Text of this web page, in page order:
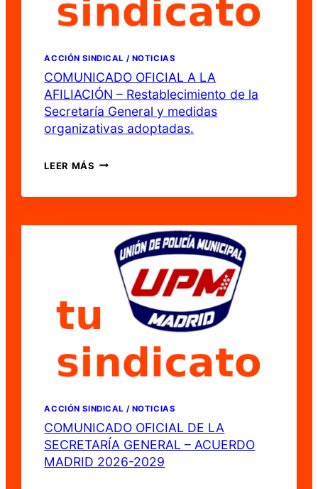
ACCIÓN SINDICAL / NOTICIAS
COMUNICADO OFICIAL A LA
AFILIACIÓN – Restablecimiento de la
Secretaría General y medidas
organizativas adoptadas.
LEER MÁS COMUNICADO
RESTABLECIMIENTO
SECRETARÍA
GENERAL
MEDIDAS
ORGANIZATIVAS
ADOPTADAS.
ACCIÓN SINDICAL / NOTICIAS
COMUNICADO OFICIAL DE LA
SECRETARÍA GENERAL – ACUERDO
MADRID 2026-2029